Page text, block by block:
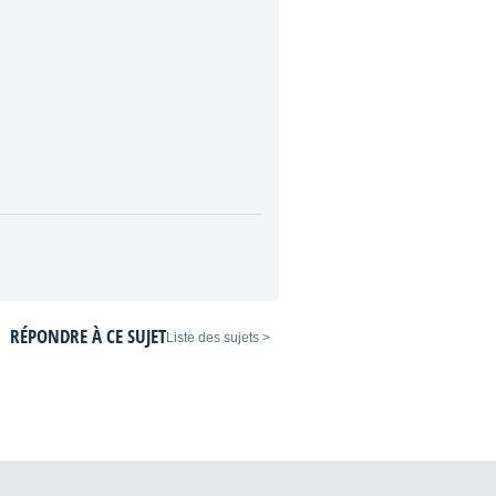
< Liste des sujets
RÉPONDRE À CE SUJET